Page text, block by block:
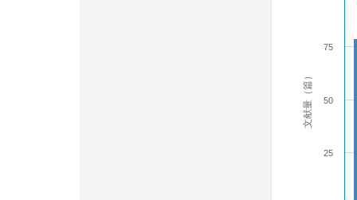
文献量（篇）
25
50
75